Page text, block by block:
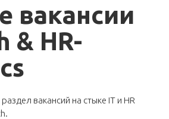
вакансии
& HR-
вакансий на стыке IT и HR
.